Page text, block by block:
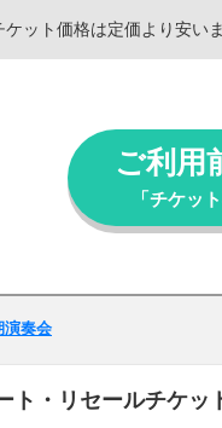
ット価格は定価より安い
ご利用
「チケッ
演奏会
ト・リセールチケッ